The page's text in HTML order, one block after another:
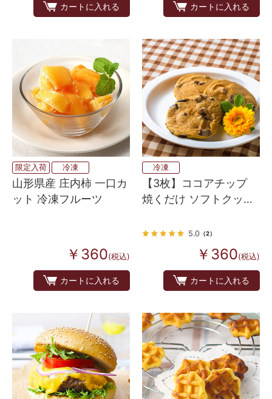
カートに入れる カートに入れる
限定入荷 冷凍
山形県産 庄内柿 一口カ
ット 冷凍フルーツ
￥360(税込)
カートに入れる
冷凍
【3枚】ココアチップ
焼くだけ ソフトクッキ
ームメイドタイプ）
5.0（2）
￥360(税込)
カートに入れる